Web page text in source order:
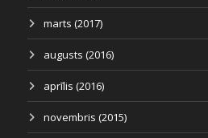
marts (2017)
augusts (2016)
aprīlis (2016)
novembris (2015)